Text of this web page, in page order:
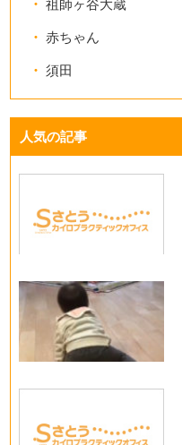
祖師ヶ谷大蔵
赤ちゃん
須田
人気の記事